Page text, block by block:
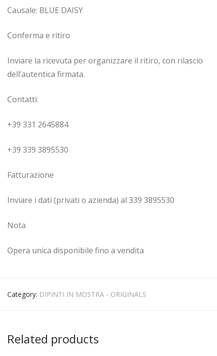
Causale: BLUE DAISY
Conferma e ritiro
Inviare la ricevuta per organizzare il ritiro, con rilascio
dell’autentica firmata.
Contatti:
+39 331 2645884
+39 339 3895530
Fatturazione
Inviare i dati (privati o azienda) al 339 3895530
Nota
Opera unica disponibile fino a vendita
Category: DIPINTI IN MOSTRA - ORIGINALS
Related products